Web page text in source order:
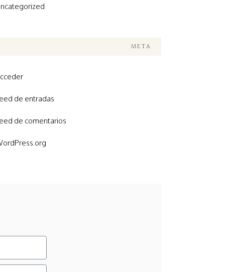
META
de entradas
de comentarios